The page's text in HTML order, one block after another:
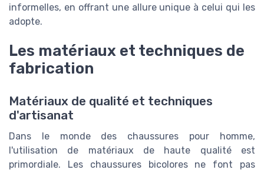
informelles, en offrant une allure unique à celui qui les
adopte.
Les matériaux et techniques de
fabrication
Matériaux de qualité et techniques
d'artisanat
Dans le monde des chaussures pour homme,
l'utilisation de matériaux de haute qualité est
primordiale. Les chaussures bicolores ne font pas